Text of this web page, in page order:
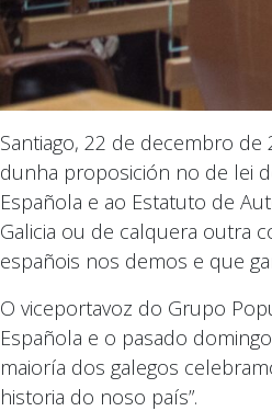
Santiago, 22 de decembro
dunha proposición no de lei
Española e ao Estatuto de
Galicia ou de calquera outra
españois nos demos e que
O viceportavoz do Grupo
Española e o pasado
maioría dos galegos
historia do noso país”.